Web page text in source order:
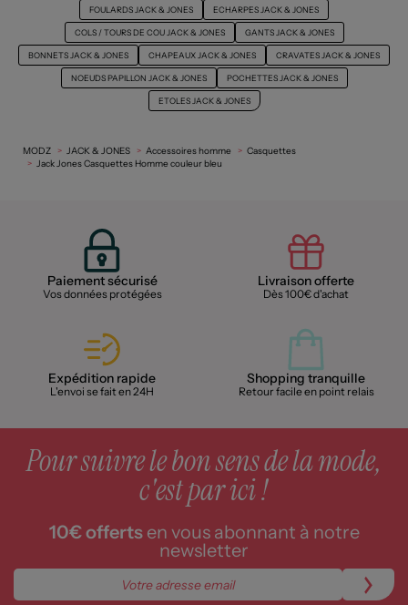
FOULARDS JACK & JONES ECHARPES JACK & JONES
COLS / TOURS DE COU JACK & JONES GANTS JACK & JONES
BONNETS JACK & JONES CHAPEAUX JACK & JONES CRAVATES JACK & JONES
NOEUDS PAPILLON JACK & JONES POCHETTES JACK & JONES
ETOLES JACK & JONES
MODZ JACK & JONES Accessoires homme
Casquettes
Jack Jones Casquettes Homme couleur bleu
Paiement sécurisé
Vos données protégées
Livraison offerte
Dès 100€ d'achat
Expédition rapide
L'envoi se fait en 24H
Shopping tranquille
Retour facile en point relais
Pour suivre le bon sens de la mode,
c'est par ici !
10€ offertsen vous abonnant à notre
newsletter